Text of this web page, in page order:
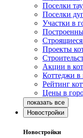
Поселки
Поселки
Участки в
Проекты
Акции в
Коттеджи в
Рейтинг
Цены в
Новостройки
Новостройки